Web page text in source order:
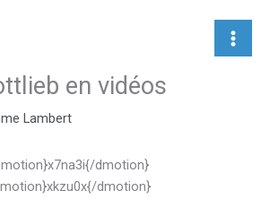
en vidéos
Lambert
dmotion}
dmotion}